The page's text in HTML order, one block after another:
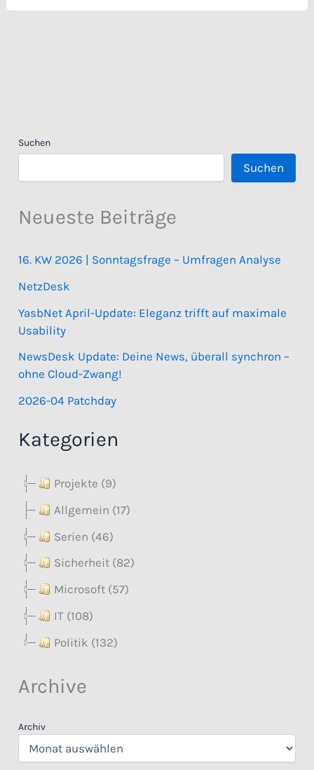
Suchen
Suchen
Neueste Beiträge
16. KW 2026 | Sonntagsfrage – Umfragen Analyse
NetzDesk
YasbNet April-Update: Eleganz trifft auf maximale
Usability
NewsDesk Update: Deine News, überall synchron –
ohne Cloud-Zwang!
2026-04 Patchday
Kategorien
Projekte (9)
Allgemein (17)
Serien (46)
Sicherheit (82)
Microsoft (57)
IT (108)
Politik (132)
Archive
Archiv